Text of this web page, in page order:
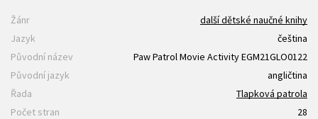
Žánr
další dětské naučné knihy
Jazyk
čeština
Původní název
Paw Patrol Movie Activity EGM21GLO0122
Původní jazyk
angličtina
Řada
Tlapková patrola
Počet stran
28